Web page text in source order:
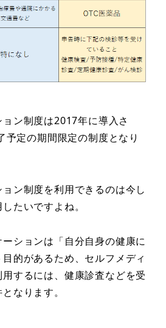
ン制度は2017年に導入さ
予定の期間限定の制度となり
ン制度を利用できるのは今し
たいですよね。
ションは「自分自身の健康に
的があるため、セルフメディ
するには、健康診査などを受
なります。